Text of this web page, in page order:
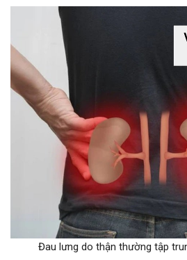
Đau lưng do thận thường tập